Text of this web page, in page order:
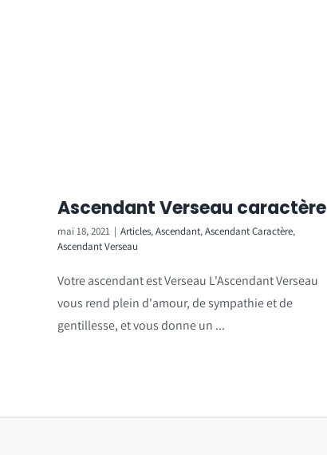
Ascendant Verseau caractère
mai 18, 2021 | Articles,Ascendant,Ascendant Caractère,
Ascendant Verseau
Votre ascendant est Verseau L'Ascendant Verseau
vous rend plein d'amour, de sympathie et de
gentillesse, et vous donne un ...